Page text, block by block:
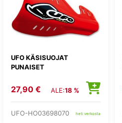
UFO KÄSISUOJAT
PUNAISET
27,90 € ALE:18 %
UFO-HO03698070 heti verkosta